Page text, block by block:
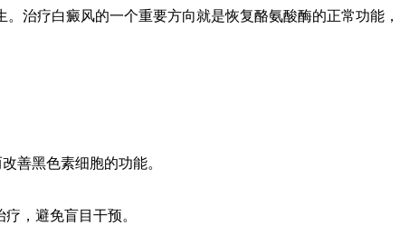
治疗白癜风的一个重要方向就是恢复酪氨酸酶的正常功能，
善黑色素细胞的功能。
，避免盲目干预。